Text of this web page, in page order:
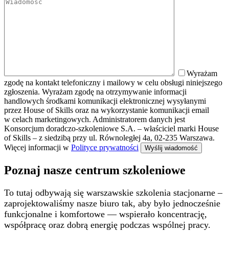
Wyrażam
zgodę na kontakt telefoniczny i mailowy w celu obsługi niniejszego
zgłoszenia. Wyrażam zgodę na otrzymywanie informacji
handlowych środkami komunikacji elektronicznej wysyłanymi
przez House of Skills oraz na wykorzystanie komunikacji email
w celach marketingowych. Administratorem danych jest
Konsorcjum doradczo-szkoleniowe S.A. – właściciel marki House
of Skills – z siedzibą przy ul. Równoległej 4a, 02-235 Warszawa.
Więcej informacji w Polityce prywatności
Poznaj nasze centrum szkoleniowe
To tutaj odbywają się warszawskie szkolenia stacjonarne –
zaprojektowaliśmy nasze biuro tak, aby było jednocześnie
funkcjonalne i komfortowe — wspierało koncentrację,
współpracę oraz dobrą energię podczas wspólnej pracy.